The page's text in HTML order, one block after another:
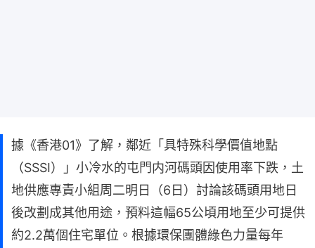
據《香港01》了解，鄰近「具特殊科學價值地點
（SSSI）」小冷水的屯門内河碼頭因使用率下跌，土
地供應專責小組周二明日（6日）討論該碼頭用地日
後改劃成其他用途，預料這幅65公頃用地至少可提供
約2.2萬個住宅單位。根據環保團體綠色力量每年